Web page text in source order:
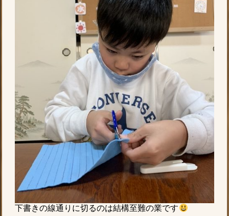
下書きの線通りに切るのは結構至難の業です